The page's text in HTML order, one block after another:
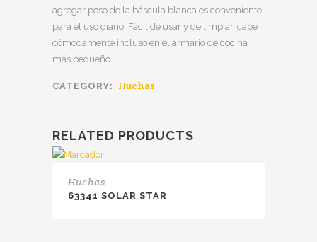
agregar peso de la báscula blanca es conveniente
para el uso diario. Fácil de usar y de limpiar, cabe
cómodamente incluso en el armario de cocina
más pequeño
CATEGORY: Huchas
RELATED PRODUCTS
Huchas
63341 SOLAR STAR